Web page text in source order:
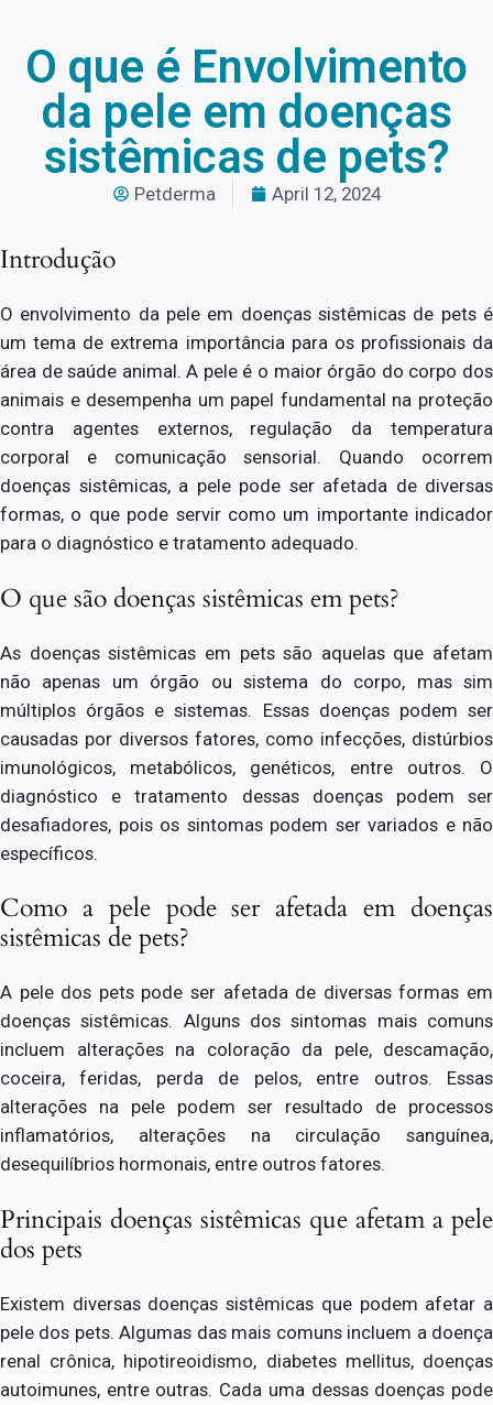
O que é Envolvimento
da pele em doenças
sistêmicas de pets?
Petderma April 12, 2024
Introdução
O envolvimento da pele em doenças sistêmicas de pets é
um tema de extrema importância para os profissionais da
área de saúde animal. A pele é o maior órgão do corpo dos
animais e desempenha um papel fundamental na proteção
contra agentes externos, regulação da temperatura
corporal e comunicação sensorial. Quando ocorrem
doenças sistêmicas, a pele pode ser afetada de diversas
formas, o que pode servir como um importante indicador
para o diagnóstico e tratamento adequado.
O que são doenças sistêmicas em pets?
As doenças sistêmicas em pets são aquelas que afetam
não apenas um órgão ou sistema do corpo, mas sim
múltiplos órgãos e sistemas. Essas doenças podem ser
causadas por diversos fatores, como infecções, distúrbios
imunológicos, metabólicos, genéticos, entre outros. O
diagnóstico e tratamento dessas doenças podem ser
desafiadores, pois os sintomas podem ser variados e não
específicos.
Como a pele pode ser afetada em doenças
sistêmicas de pets?
A pele dos pets pode ser afetada de diversas formas em
doenças sistêmicas. Alguns dos sintomas mais comuns
incluem alterações na coloração da pele, descamação,
coceira, feridas, perda de pelos, entre outros. Essas
alterações na pele podem ser resultado de processos
inflamatórios, alterações na circulação sanguínea,
desequilíbrios hormonais, entre outros fatores.
Principais doenças sistêmicas que afetam a pele
dos pets
Existem diversas doenças sistêmicas que podem afetar a
pele dos pets. Algumas das mais comuns incluem a doença
renal crônica, hipotireoidismo, diabetes mellitus, doenças
autoimunes, entre outras. Cada uma dessas doenças pode